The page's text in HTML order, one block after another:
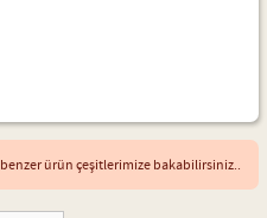
ürün çeşitlerimize bakabilirsiniz..